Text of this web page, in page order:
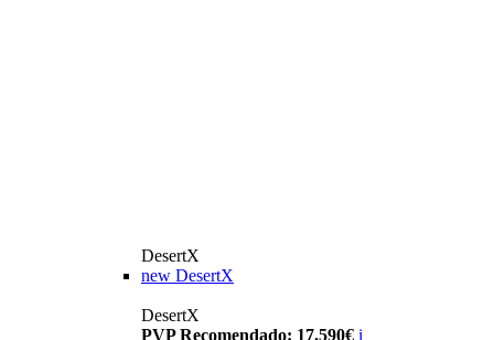
DesertX
new DesertX
DesertX
PVP Recomendado: 17.590€ i